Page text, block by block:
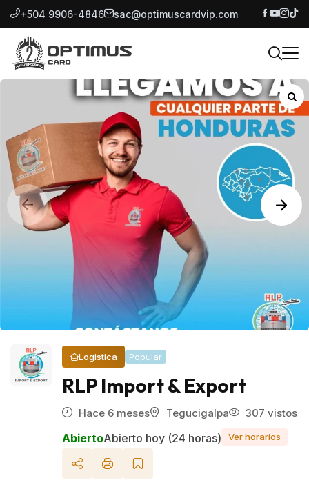
+504 9906-4846 sac@optimuscardvip.com
Logistica Popular
RLP Import & Export
Hace 6 meses Tegucigalpa 307 vistos
AbiertoAbierto hoy (24 horas) Ver horarios